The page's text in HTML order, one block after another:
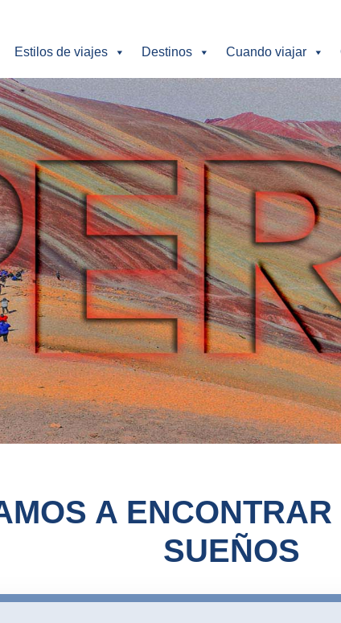
Estilos de viajes Destinos Cuando viajar
A
SUEÑOS